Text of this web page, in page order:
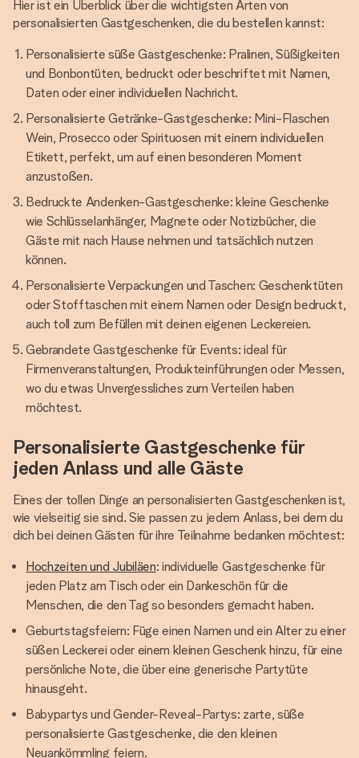
Hier ist ein Überblick über die wichtigsten Arten von
personalisierten Gastgeschenken, die du bestellen kannst:
Personalisierte süße Gastgeschenke: Pralinen, Süßigkeiten
und Bonbontüten, bedruckt oder beschriftet mit Namen,
Daten oder einer individuellen Nachricht.
Personalisierte Getränke-Gastgeschenke: Mini-Flaschen
Wein, Prosecco oder Spirituosen mit einem individuellen
Etikett, perfekt, um auf einen besonderen Moment
anzustoßen.
Bedruckte Andenken-Gastgeschenke: kleine Geschenke
wie Schlüsselanhänger, Magnete oder Notizbücher, die
Gäste mit nach Hause nehmen und tatsächlich nutzen
können.
Personalisierte Verpackungen und Taschen: Geschenktüten
oder Stofftaschen mit einem Namen oder Design bedruckt,
auch toll zum Befüllen mit deinen eigenen Leckereien.
Gebrandete Gastgeschenke für Events: ideal für
Firmenveranstaltungen, Produkteinführungen oder Messen,
wo du etwas Unvergessliches zum Verteilen haben
möchtest.
Personalisierte Gastgeschenke für
jeden Anlass und alle Gäste
Eines der tollen Dinge an personalisierten Gastgeschenken ist,
wie vielseitig sie sind. Sie passen zu jedem Anlass, bei dem du
dich bei deinen Gästen für ihre Teilnahme bedanken möchtest:
Hochzeiten und Jubiläen: individuelle Gastgeschenke für
jeden Platz am Tisch oder ein Dankeschön für die
Menschen, die den Tag so besonders gemacht haben.
Geburtstagsfeiern: Füge einen Namen und ein Alter zu einer
süßen Leckerei oder einem kleinen Geschenk hinzu, für eine
persönliche Note, die über eine generische Partytüte
hinausgeht.
Babypartys und Gender-Reveal-Partys: zarte, süße
personalisierte Gastgeschenke, die den kleinen
Neuankömmling feiern.